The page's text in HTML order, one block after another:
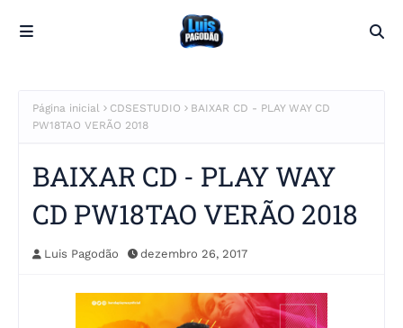
Página inicial CDSESTUDIO
BAIXAR CD - PLAY WAY CD
PW18TAO VERÃO 2018
BAIXAR CD - PLAY WAY
CD PW18TAO VERÃO 2018
Luis Pagodão dezembro 26, 2017